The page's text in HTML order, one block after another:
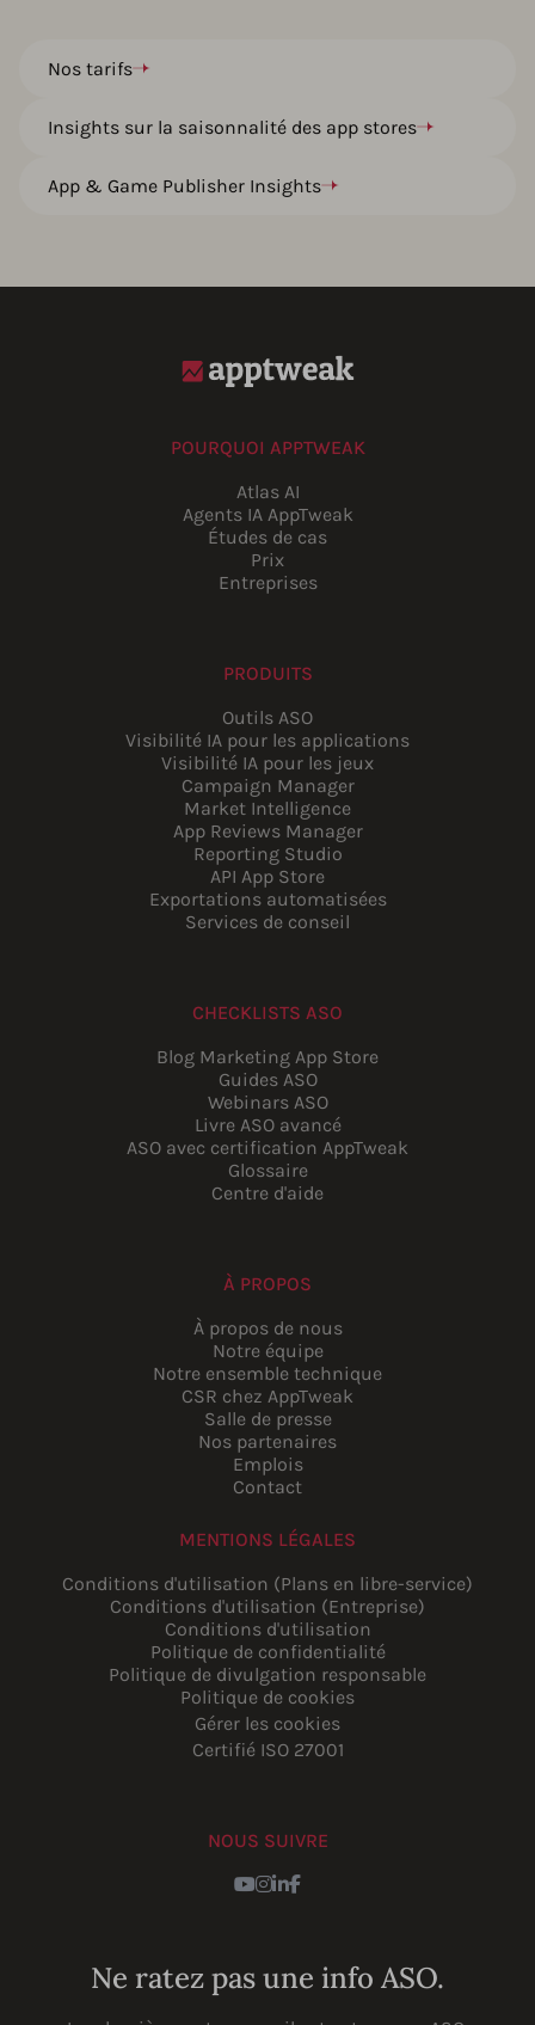
Nos tarifs
Insights sur la saisonnalité des app stores
App & Game Publisher Insights
POURQUOI APPTWEAK
Atlas AI
Agents IA AppTweak
Études de cas
Prix
Entreprises
PRODUITS
Outils ASO
Visibilité IA pour les applications
Visibilité IA pour les jeux
Campaign Manager
Market Intelligence
App Reviews Manager
Reporting Studio
API App Store
Exportations automatisées
Services de conseil
CHECKLISTS ASO
Blog Marketing App Store
Guides ASO
Webinars ASO
Livre ASO avancé
ASO avec certification AppTweak
Glossaire
Centre d'aide
À PROPOS
À propos de nous
Notre équipe
Notre ensemble technique
CSR chez AppTweak
Salle de presse
Nos partenaires
Emplois
Contact
MENTIONS LÉGALES
Conditions d'utilisation (Plans en libre-service)
Conditions d'utilisation (Entreprise)
Conditions d'utilisation
Politique de confidentialité
Politique de divulgation responsable
Politique de cookies
Gérer les cookies
Certifié ISO 27001
NOUS SUIVRE
YouTube
Instagram
LinkedIn
Facebook
Ne ratez pas une info ASO.